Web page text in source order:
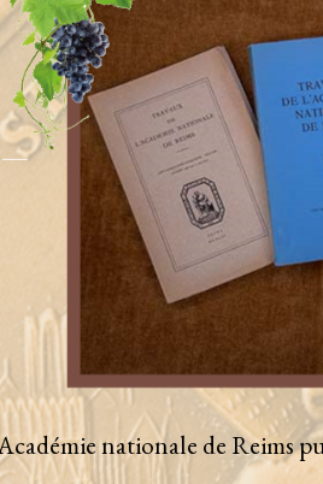
nationale de Reims